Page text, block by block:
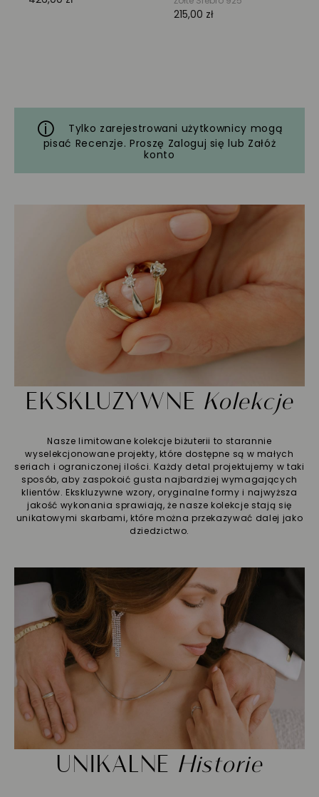
Tylko zarejestrowani użytkownicy mogą
pisać Recenzje. Proszę Zaloguj się lub Załóż
konto
EKSKLUZYWNE Kolekcje
Nasze limitowane kolekcje biżuterii to starannie
wyselekcjonowane projekty, które dostępne są w małych
seriach i ograniczonej ilości. Każdy detal projektujemy w taki
sposób, aby zaspokoić gusta najbardziej wymagających
klientów. Ekskluzywne wzory, oryginalne formy i najwyższa
jakość wykonania sprawiają, że nasze kolekcje stają się
unikatowymi skarbami, które można przekazywać dalej jako
dziedzictwo.
UNIKALNE Historie